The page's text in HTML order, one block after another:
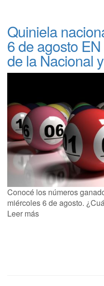
Quiniela
6 de agosto
de la Nacional
Conocé los números
miércoles 6 de agosto.
Leer más